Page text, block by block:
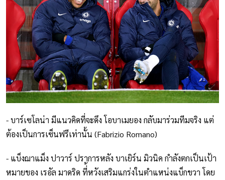
- บาร์เซโลน่า มีแนวคิดที่จะดึง โอบาเมยอง กลับมาร่วมทีมจริง แต่
ต้องเป็นการเซ็นฟรีเท่านั้น (Fabrizio Romano)
- แบ็งฌาแม็ง ปาวาร์ ปราการหลัง บาเยิร์น มิวนิค กำลังตกเป็นเป้า
หมายของ เรอัล มาดริด ที่้หวังเสริมแกร่งในตำแหน่งแบ็กขวา โดย